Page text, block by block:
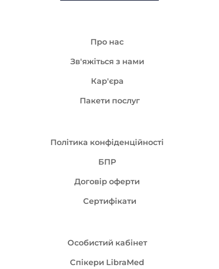
Про нас
Зв'яжіться з нами
Кар'єра
Пакети послуг
Політика конфіденційності
БПР
Договір оферти
Сертифікати
Особистий кабінет
Спікери LibraMed